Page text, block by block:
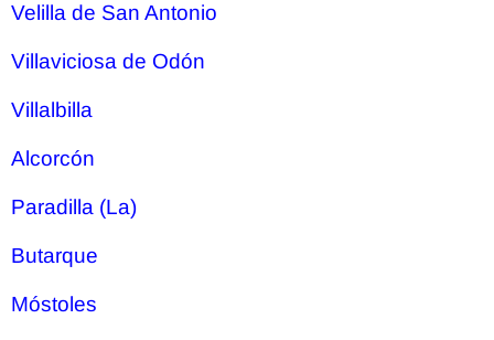
Velilla de San Antonio
Villaviciosa de Odón
Villalbilla
Alcorcón
Paradilla (La)
Butarque
Móstoles